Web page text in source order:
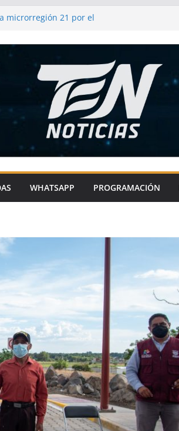
microrregión 21 por el
con el campo y los
se une a la fiesta
en comunidades
WHATSAPP PROGRAMACIÓN